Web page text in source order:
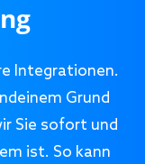
Integrationen.
Grund
Sie sofort und
ist. So kann